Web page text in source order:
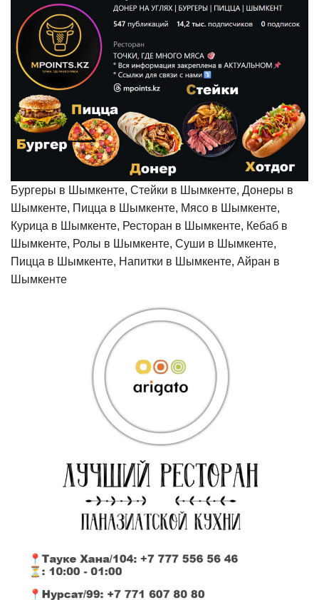
Бургеры в Шымкенте, Стейки в Шымкенте, Донеры в
Шымкенте, Пицца в Шымкенте, Мясо в Шымкенте,
Курица в Шымкенте, Ресторан в Шымкенте, Кебаб в
Шымкенте, Ролы в Шымкенте, Суши в Шымкенте,
Пицца в Шымкенте, Напитки в Шымкенте, Айран в
Шымкенте